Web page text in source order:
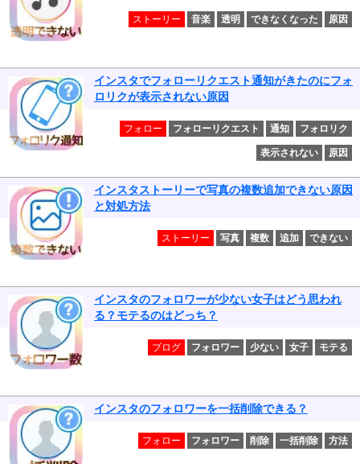
ストーリー 音楽 透明 できなくなった 原因
インスタでフォローリクエスト通知がきたのにフォ
ロリクが表示されない原因
フォロー フォローリクエスト 通知 フォロリク
表示されない 原因
インスタストーリーで写真の複数追加できない原因
と対処方法
ストーリー 写真 複数 追加 できない
インスタのフォロワーが少ない女子はどう思われ
る？モテるのはどっち？
ブログ フォロワー 少ない 女子 モテる
インスタのフォロワーを一括削除できる？
フォロー フォロワー 削除 一括削除 方法